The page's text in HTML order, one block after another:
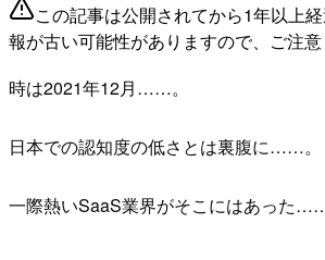
この記事は公開されてから1年以上
報が古い可能性がありますので、ご注意
時は2021年12月……。
日本での認知度の低さとは裏腹に……。
一際熱いSaaS業界がそこにはあった